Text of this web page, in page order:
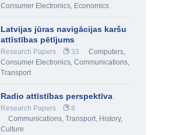
Consumer Electronics, Economics
Latvijas jūras navigācijas karšu
attīstības pētījums
Research Papers 33
Computers,
Consumer Electronics, Communications,
Transport
Radio attīstības perspektīva
Research Papers
8
Communications, Transport, History,
Culture